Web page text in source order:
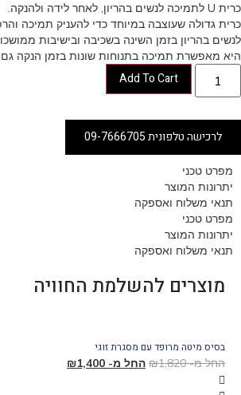
כרית U לתמיכה לנשים בהריון, לאחר לידה ולהנקה.
כרית גדולה שעוצבה במיוחד כדי להעניק תמיכה
לנשים בהריון בזמן השינה בשכיבה ובישיבות
היא מאפשרת תמיכה בתנוחות שונות בזמן הנקה גם
Add To Cart
לרכישה טלפונית 09-7666705
מפרט טכני
יתרונות המוצר
תנאי משלוח ואספקה
מפרט טכני
יתרונות המוצר
תנאי משלוח ואספקה
מוצרים להשלמת החוויה
בסיס מיטה מרופד עם מסגרת זוגי
החל מ-
₪1,820 החל מ- ₪1,400